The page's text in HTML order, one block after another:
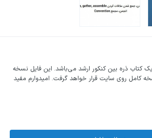
کتاب ذره بین کنکور ارشد می‌باشد. این فایل نسخه
کامل روی سایت قرار خواهد گرفت. امیدوارم مفید